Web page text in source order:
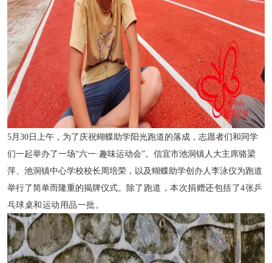
5月30日上午，为了庆祝蝴蝶助学阳光跑道的落成，志愿者们和同学
们一起举办了一场“六一·趣味运动会”。信宜市池洞镇人大主席骆梁
萍、池洞镇中心学校校长周培荣，以及蝴蝶助学创办人李泳仪为跑道
举行了简单而隆重的揭牌仪式。 除了跑道，本次捐赠还包括了4张乒
乓球桌和运动用品一批。